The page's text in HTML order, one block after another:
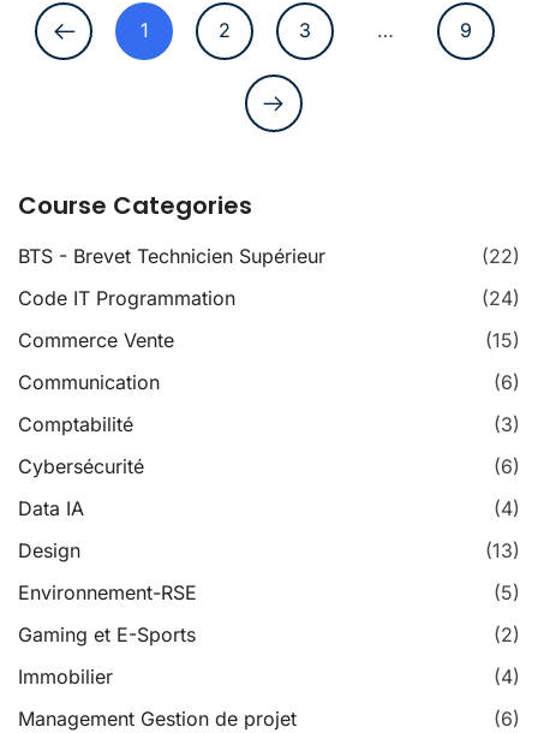
1 2 3 … 9
Course Categories
BTS - Brevet Technicien Supérieur
(22)
Code IT Programmation
(24)
Commerce Vente
(15)
Communication
(6)
Comptabilité
(3)
Cybersécurité
(6)
Data IA
(4)
Design
(13)
Environnement-RSE
(5)
Gaming et E-Sports
(2)
Immobilier
(4)
Management Gestion de projet
(6)